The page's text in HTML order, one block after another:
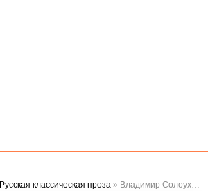
Русская классическая проза » Владимир Солоухин - Приговор